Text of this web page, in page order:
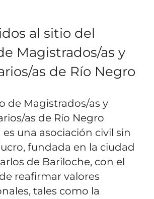
al sitio del
Magistrados/as y
as de Río Negro
de Magistrados/as y
as de Río Negro
es una asociación civil sin
fundada en la ciudad
de Bariloche, con el
reafirmar valores
tales como la